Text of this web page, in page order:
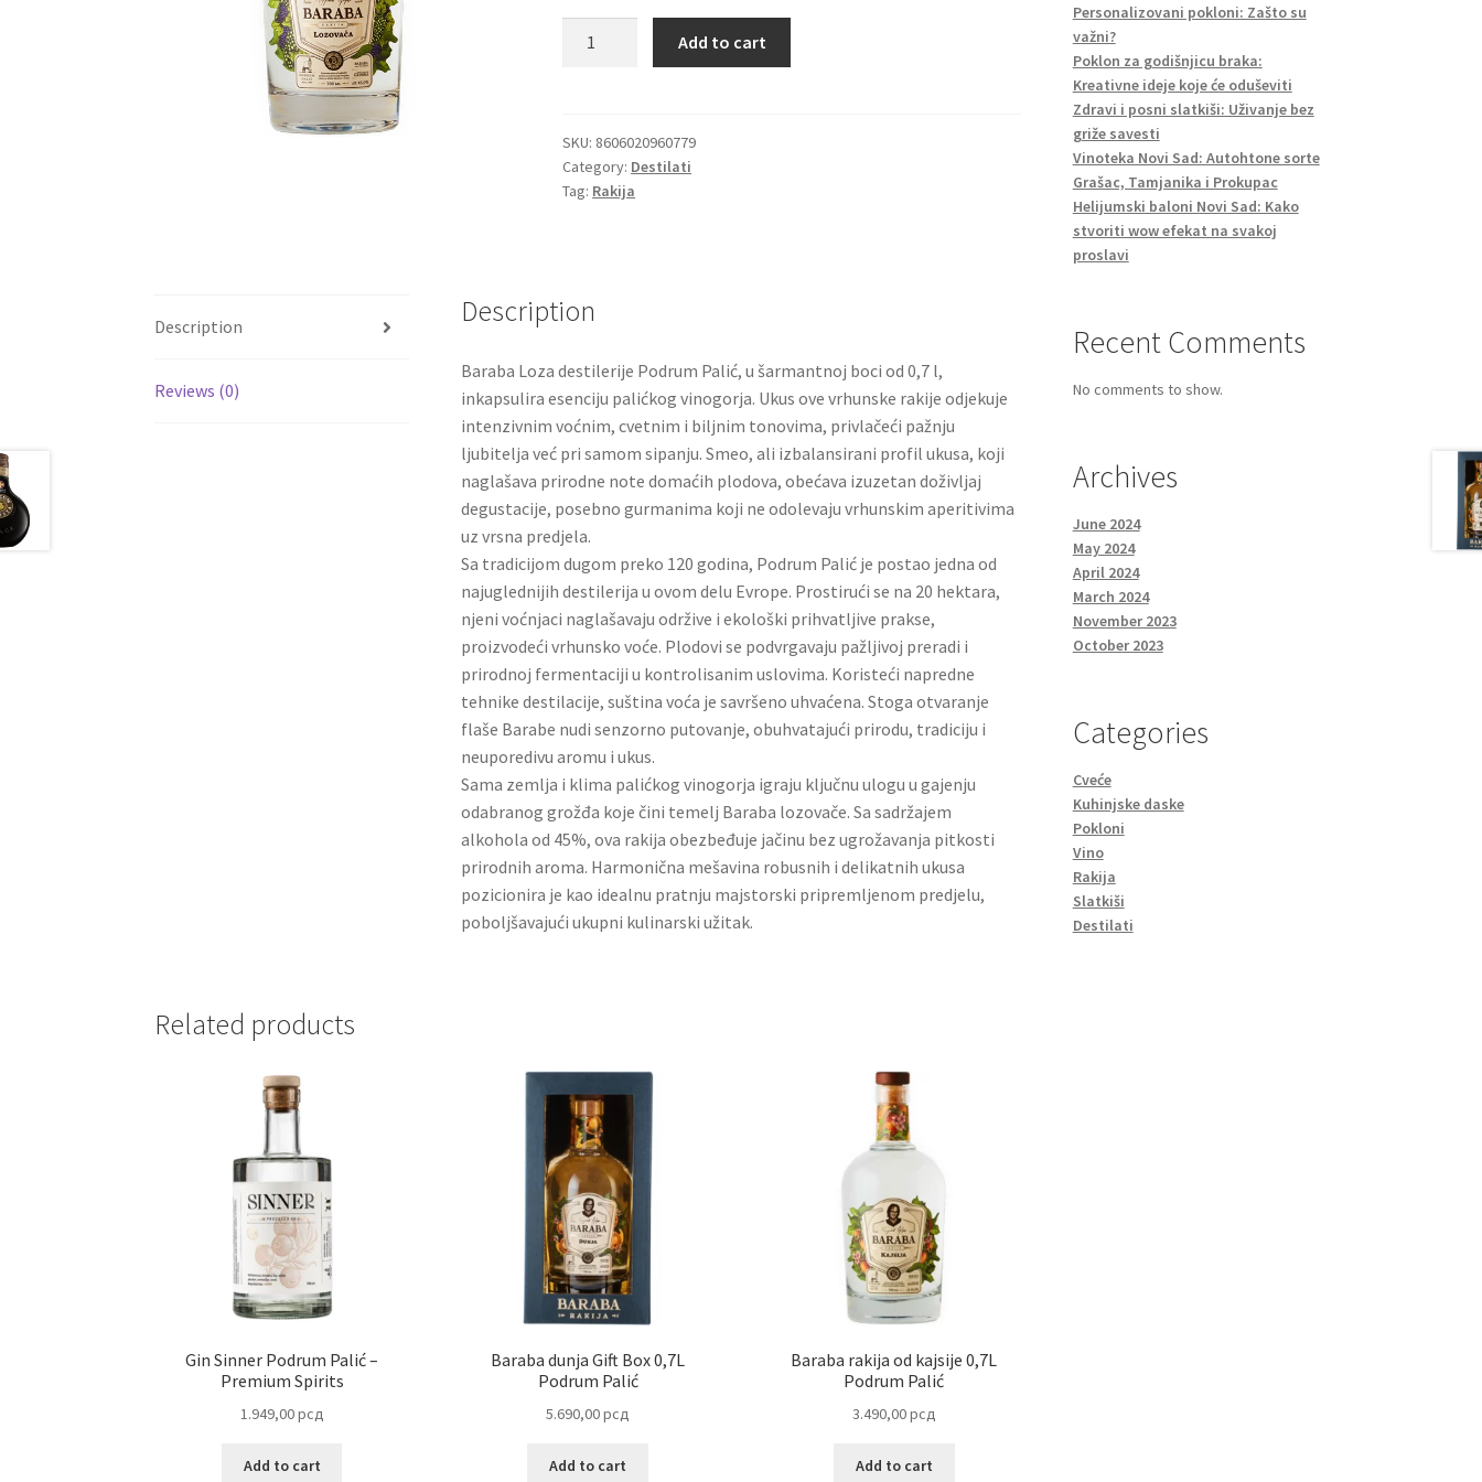
Palić
quantity
Add to cart
SKU: 8606020960779
Category: Destilati
Tag: Rakija
Description
Reviews (0)
Description
Baraba Loza destilerije Podrum Palić, u šarmantnoj boci od 0,7 l,
inkapsulira esenciju palićkog vinogorja. Ukus ove vrhunske rakije odjekuje
intenzivnim voćnim, cvetnim i biljnim tonovima, privlačeći pažnju
ljubitelja već pri samom sipanju. Smeo, ali izbalansirani profil ukusa, koji
naglašava prirodne note domaćih plodova, obećava izuzetan doživljaj
degustacije, posebno gurmanima koji ne odolevaju vrhunskim aperitivima
uz vrsna predjela.
Sa tradicijom dugom preko 120 godina, Podrum Palić je postao jedna od
najuglednijih destilerija u ovom delu Evrope. Prostirući se na 20 hektara,
njeni voćnjaci naglašavaju održive i ekološki prihvatljive prakse,
proizvodeći vrhunsko voće. Plodovi se podvrgavaju pažljivoj preradi i
prirodnoj fermentaciji u kontrolisanim uslovima. Koristeći napredne
tehnike destilacije, suština voća je savršeno uhvaćena. Stoga otvaranje
flaše Barabe nudi senzorno putovanje, obuhvatajući prirodu, tradiciju i
neuporedivu aromu i ukus.
Sama zemlja i klima palićkog vinogorja igraju ključnu ulogu u gajenju
odabranog grožđa koje čini temelj Baraba lozovače. Sa sadržajem
alkohola od 45%, ova rakija obezbeđuje jačinu bez ugrožavanja pitkosti
prirodnih aroma. Harmonična mešavina robusnih i delikatnih ukusa
pozicionira je kao idealnu pratnju majstorski pripremljenom predjelu,
poboljšavajući ukupni kulinarski užitak.
Related products
Gin Sinner Podrum Palić –
Premium Spirits
1.949,00рсд
Add to cart
Baraba dunja Gift Box 0,7L
Podrum Palić
5.690,00рсд
Add to cart
Baraba rakija od kajsije 0,7L
Podrum Palić
3.490,00рсд
Add to cart
Personalizovani pokloni: Zašto su
važni?
Poklon za godišnjicu braka:
Kreativne ideje koje će oduševiti
Zdravi i posni slatkiši: Uživanje bez
griže savesti
Vinoteka Novi Sad: Autohtone sorte
Grašac, Tamjanika i Prokupac
Helijumski baloni Novi Sad: Kako
stvoriti wow efekat na svakoj
proslavi
Recent Comments
No comments to show.
Archives
June 2024
May 2024
April 2024
March 2024
November 2023
October 2023
Categories
Cveće
Kuhinjske daske
Pokloni
Vino
Rakija
Slatkiši
Destilati